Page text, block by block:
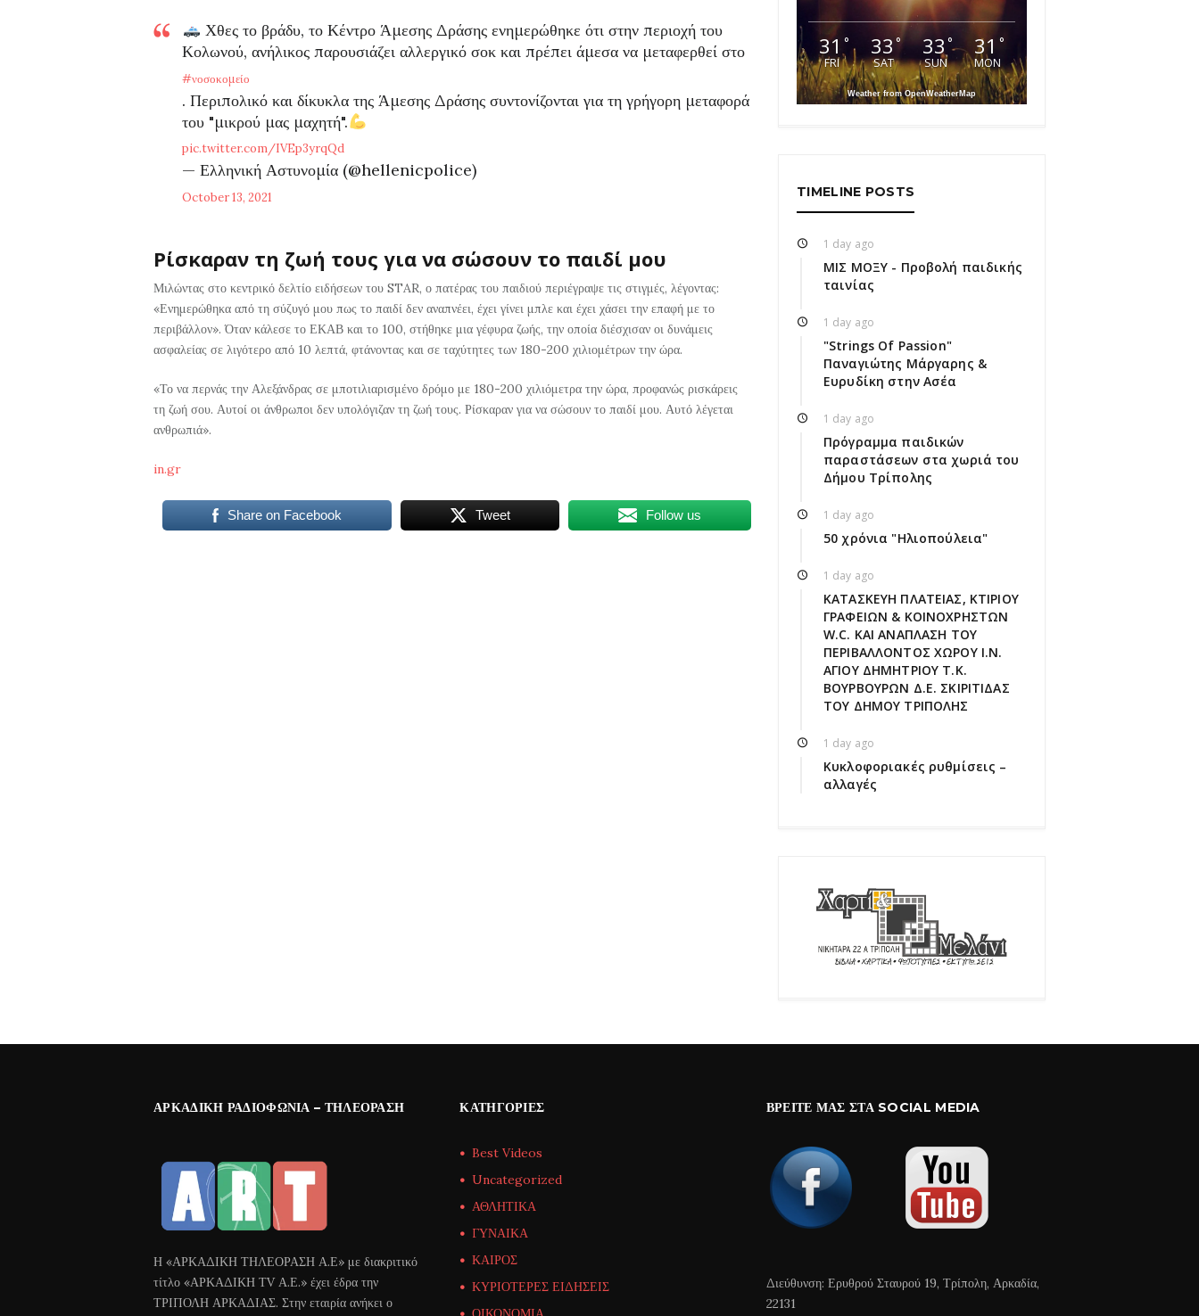
Χθες το βράδυ, το Κέντρο Άμεσης Δράσης ενημερώθηκε ότι στην περιοχή του
Κολωνού, ανήλικος παρουσιάζει αλλεργικό σοκ και πρέπει άμεσα να μεταφερθεί στο
#νοσοκομείο
. Περιπολικό και δίκυκλα της Άμεσης Δράσης συντονίζονται για τη γρήγορη μεταφορά
του "μικρού μας μαχητή".
pic.twitter.com/IVEp3yrqQd
— Ελληνική Αστυνομία (@hellenicpolice)
October 13, 2021
Ρίσκαραν τη ζωή τους για να σώσουν το παιδί μου
Μιλώντας στο κεντρικό δελτίο ειδήσεων του STAR, ο πατέρας του παιδιού περιέγραψε τις στιγμές, λέγοντας:
«Ενημερώθηκα από τη σύζυγό μου πως το παιδί δεν αναπνέει, έχει γίνει μπλε και έχει χάσει την επαφή με το
περιβάλλον». Όταν κάλεσε το ΕΚΑΒ και το 100, στήθηκε μια γέφυρα ζωής, την οποία διέσχισαν οι δυνάμεις
ασφαλείας σε λιγότερο από 10 λεπτά, φτάνοντας και σε ταχύτητες των 180-200 χιλιομέτρων την ώρα.
«Το να περνάς την Αλεξάνδρας σε μποτιλιαρισμένο δρόμο με 180-200 χιλιόμετρα την ώρα, προφανώς ρισκάρεις
τη ζωή σου. Αυτοί οι άνθρωποι δεν υπολόγιζαν τη ζωή τους. Ρίσκαραν για να σώσουν το παιδί μου. Αυτό λέγεται
ανθρωπιά».
in.gr
Share on Facebook Tweet Follow us
31 °
FRI
33°
SAT
33°
SUN
31 °
MON
Weather from OpenWeatherMap
TIMELINE POSTS
1 day ago
ΜΙΣ ΜΟΞΥ - Προβολή παιδικής
ταινίας
1 day ago
"Strings Of Passion"
Παναγιώτης Μάργαρης &
Ευρυδίκη στην Ασέα
1 day ago
Πρόγραμμα παιδικών
παραστάσεων στα χωριά του
Δήμου Τρίπολης
1 day ago
50 χρόνια "Ηλιοπούλεια"
1 day ago
ΚΑΤΑΣΚΕΥΗ ΠΛΑΤΕΙΑΣ, ΚΤΙΡΙΟΥ
ΓΡΑΦΕΙΩΝ & ΚΟΙΝΟΧΡΗΣΤΩΝ
W.C. ΚΑΙ ΑΝΑΠΛΑΣΗ ΤΟΥ
ΠΕΡΙΒΑΛΛΟΝΤΟΣ ΧΩΡΟΥ Ι.Ν.
ΑΓΙΟΥ ΔΗΜΗΤΡΙΟΥ Τ.Κ.
ΒΟΥΡΒΟΥΡΩΝ Δ.Ε. ΣΚΙΡΙΤΙΔΑΣ
ΤΟΥ ΔΗΜΟΥ ΤΡΙΠΟΛΗΣ
1 day ago
Κυκλοφοριακές ρυθμίσεις –
αλλαγές
ΑΡΚΑΔΙΚΉ ΡΑΔΙΟΦΩΝΊΑ – ΤΗΛΕΌΡΑΣΗ
Η «ΑΡΚΑΔΙΚΗ ΤΗΛΕΟΡΑΣΗ Α.Ε» με διακριτικό
τίτλο «ΑΡΚΑΔΙΚΗ ΤV Α.Ε.» έχει έδρα την
ΤΡΙΠΟΛΗ ΑΡΚΑΔΙΑΣ. Στην εταιρία ανήκει ο
ΚΑΤΗΓΟΡΊΕΣ
Best Videos
Uncategorized
ΑΘΛΗΤΙΚΑ
ΓΥΝΑΙΚΑ
ΚΑΙΡΟΣ
ΚΥΡΙΟΤΕΡΕΣ ΕΙΔΗΣΕΙΣ
ΒΡΕΊΤΕ ΜΑΣ ΣΤΑ SOCIAL MEDIA
Διεύθυνση: Ερυθρού Σταυρού 19, Τρίπολη, Αρκαδία,
22131